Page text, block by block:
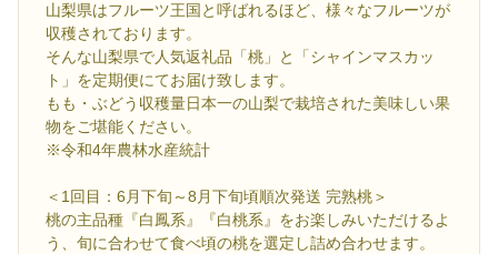
山梨県はフルーツ王国と呼ばれるほど、様々なフルーツが
収穫されております。
そんな山梨県で人気返礼品「桃」と「シャインマスカッ
ト」を定期便にてお届け致します。
もも・ぶどう収穫量日本一の山梨で栽培された美味しい果
物をご堪能ください。
※令和4年農林水産統計
＜1回目：6月下旬～8月下旬頃順次発送 完熟桃＞
桃の主品種『白鳳系』『白桃系』をお楽しみいただけるよ
う、旬に合わせて食べ頃の桃を選定し詰め合わせます。